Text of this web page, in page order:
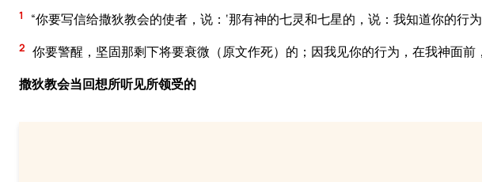
1 “你要写信给撒狄教会的使者，说：‘那有神的七灵和七星的，说：我知道你的行
2 你要警醒，坚固那剩下将要衰微（原文作死）的；因我见你的行为，在我神面前
撒狄教会当回想所听见所领受的